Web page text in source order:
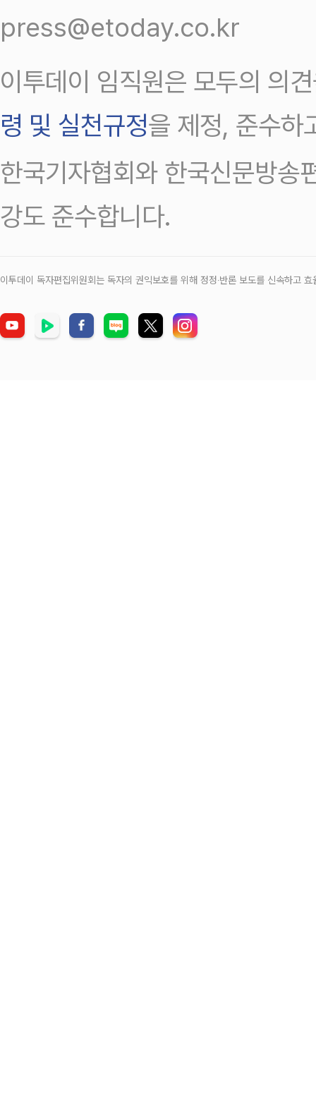
press@etoday.co.kr
이투데이 임직원은 모두의 의
령 및 실천규정을 제정, 준수하
한국기자협회와 한국신문방송
강도 준수합니다.
이투데이 독자편집위원회는 독자의 권익보호를 위해 정정‧반론 보도를 신속하고